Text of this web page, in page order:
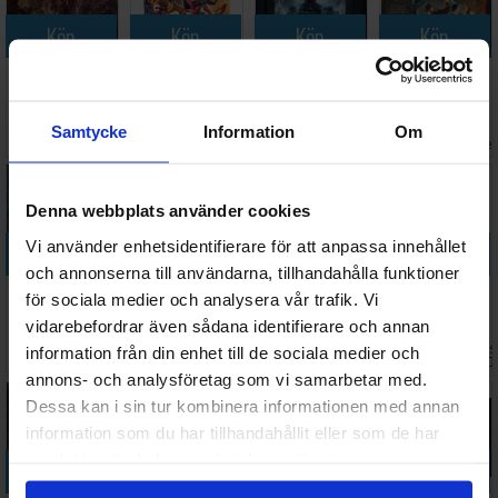
Samtycke Information Om
Denna webbplats använder cookies
Vi använder enhetsidentifierare för att anpassa innehållet
och annonserna till användarna, tillhandahålla funktioner
för sociala medier och analysera vår trafik. Vi
vidarebefordrar även sådana identifierare och annan
information från din enhet till de sociala medier och
annons- och analysföretag som vi samarbetar med.
Dessa kan i sin tur kombinera informationen med annan
information som du har tillhandahållit eller som de har
Köp
Brädspel
1 687 SEK I lager:
Köp
TCG KortspelVäntas in:
2026-08-15
Köp
Brädspel
1 348 SEK 3
Köp
Elder Sign
347 SEK I
Köp
Aeons End
The Descent
Exp.
698 SEKVäntas in:
2026-09-30
Köp
Chronicles of
Crime
Brädspel
306 SEK I lager:1
Köp
The Lord of
the Rings TCG
The Card
Game
598 SEK I lager:3
Köp
Edition
Brädspel
788 SEK 2026-
Köp Köp Köp Köp